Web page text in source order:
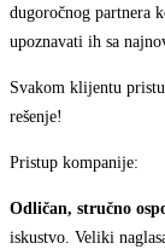
dugoročnog partnera
upoznavati ih sa
Svakom klijentu
rešenje!
Pristup kompanije:
Odličan, stručno
iskustvo. Veliki